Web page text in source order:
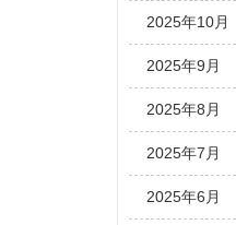
2025年10月
2025年9月
2025年8月
2025年7月
2025年6月